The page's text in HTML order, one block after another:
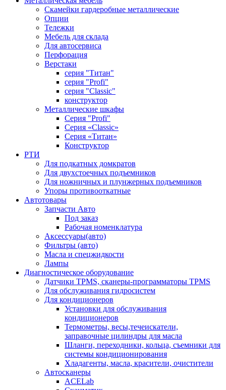
Скамейки гардеробные металлические
Опции
Тележки
Мебель для склада
Для автосервиса
Перфорация
Верстаки
серия "Титан"
серия "Profi"
серия "Classic"
конструктор
Металлические шкафы
Серия "Profi"
Серия «Classic»
Серия «Титан»
Конструктор
РТИ
Для подкатных домкратов
Для двухстоечных подъемников
Для ножничных и плунжерных подъемников
Упоры противооткатные
Автотовары
Запчасти Авто
Под заказ
Рабочая номенклатура
Аксессуары(авто)
Фильтры (авто)
Масла и спецжидкости
Лампы
Диагностическое оборудование
Датчики TPMS, сканеры-программаторы TPMS
Для обслуживания гидросистем
Для кондиционеров
Установки для обслуживания
кондиционеров
Термометры, весы,течеискатели,
заправочные цилиндры для масла
Шланги, переходники, кольца, съемники для
системы кондиционирования
Хладагенты, масла, красители, очистители
Автосканеры
ACELab